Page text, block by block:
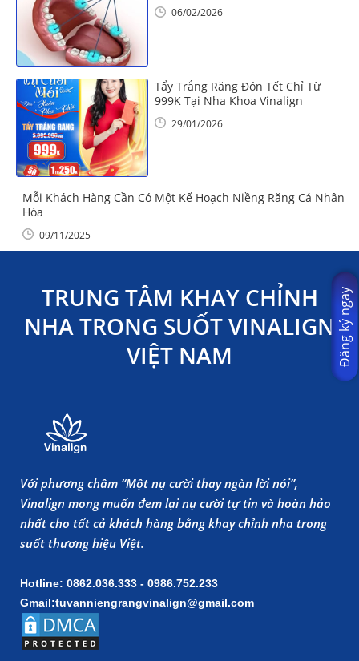
06/02/2026
Tẩy Trắng Răng Đón Tết Chỉ Từ
999K Tại Nha Khoa Vinalign
29/01/2026
Mỗi Khách Hàng Cần Có Một Kế Hoạch Niềng Răng Cá Nhân
Hóa
09/11/2025
TRUNG TÂM KHAY CHỈNH
NHA TRONG SUỐT VINALIGN
VIỆT NAM
Với phương châm “Một nụ cười thay ngàn lời nói”,
Vinalign mong muốn đem lại nụ cười tự tin và hoàn hảo
nhất cho tất cả khách hàng bằng khay chỉnh nha trong
suốt thương hiệu Việt.
Hotline: 0862.036.333 - 0986.752.233
Gmail:tuvanniengrangvinalign@gmail.com
Đăng ký ngay